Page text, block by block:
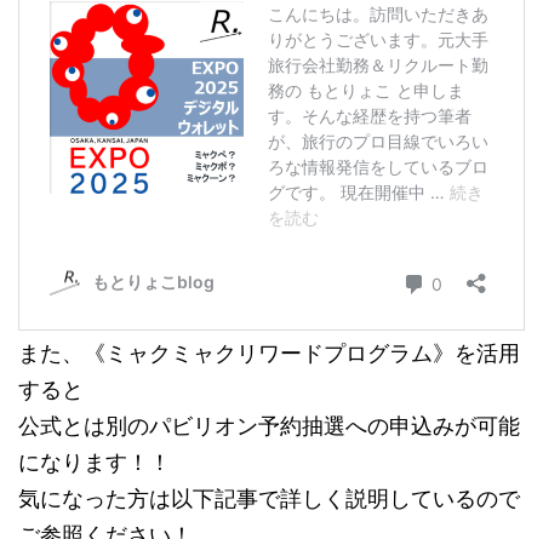
また、《ミャクミャクリワードプログラム》を活用
すると
公式とは別のパビリオン予約抽選への申込みが可能
になります！！
気になった方は以下記事で詳しく説明しているので